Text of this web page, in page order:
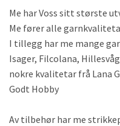
Me har Voss sitt største
Me fører alle
I tillegg har me mange
Isager, Filcolana,
nokre kvalitetar frå Lana
Godt Hobby
Av tilbehør har me